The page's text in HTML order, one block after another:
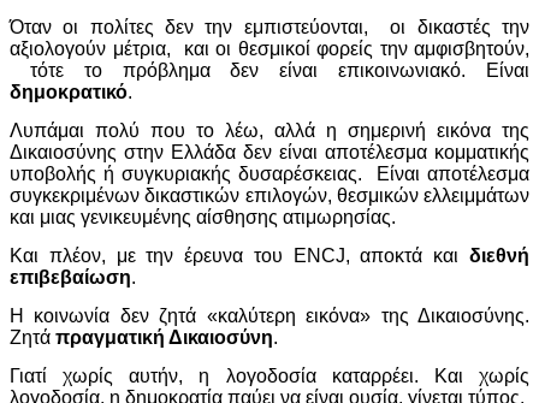
Όταν οι πολίτες δεν την εμπιστεύονται, οι δικαστές την
αξιολογούν μέτρια, και οι θεσμικοί φορείς την αμφισβητούν,
τότε το πρόβλημα δεν είναι επικοινωνιακό. Είναι
δημοκρατικό.
Λυπάμαι πολύ που το λέω, αλλά η σημερινή εικόνα της
Δικαιοσύνης στην Ελλάδα δεν είναι αποτέλεσμα κομματικής
υποβολής ή συγκυριακής δυσαρέσκειας. Είναι αποτέλεσμα
συγκεκριμένων δικαστικών επιλογών, θεσμικών ελλειμμάτων
και μιας γενικευμένης αίσθησης ατιμωρησίας.
Και πλέον, με την έρευνα του ENCJ, αποκτά και διεθνή
επιβεβαίωση.
Η κοινωνία δεν ζητά «καλύτερη εικόνα» της Δικαιοσύνης.
Ζητά πραγματική Δικαιοσύνη.
Γιατί χωρίς αυτήν, η λογοδοσία καταρρέει. Και χωρίς
λογοδοσία, η δημοκρατία παύει να είναι ουσία, γίνεται τύπος.